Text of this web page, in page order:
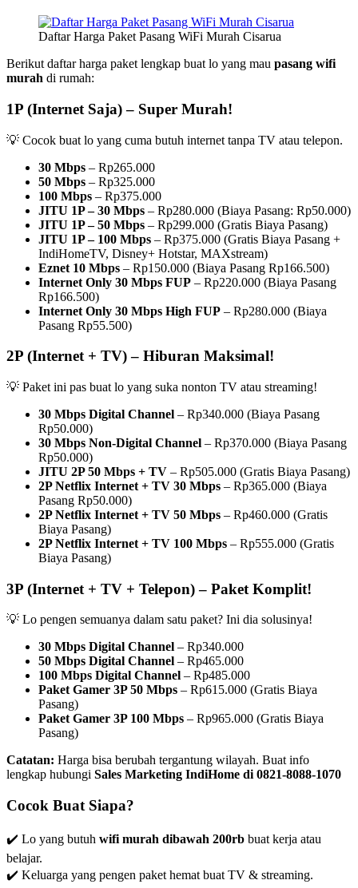
Daftar Harga Paket Pasang WiFi Murah Cisarua
Berikut daftar harga paket lengkap buat lo yang mau pasang wifi
murah di rumah:
1P (Internet Saja) – Super Murah!
💡 Cocok buat lo yang cuma butuh internet tanpa TV atau telepon.
30 Mbps – Rp265.000
50 Mbps – Rp325.000
100 Mbps – Rp375.000
JITU 1P – 30 Mbps – Rp280.000 (Biaya Pasang: Rp50.000)
JITU 1P – 50 Mbps – Rp299.000 (Gratis Biaya Pasang)
JITU 1P – 100 Mbps – Rp375.000 (Gratis Biaya Pasang +
IndiHomeTV, Disney+ Hotstar, MAXstream)
Eznet 10 Mbps – Rp150.000 (Biaya Pasang Rp166.500)
Internet Only 30 Mbps FUP – Rp220.000 (Biaya Pasang
Rp166.500)
Internet Only 30 Mbps High FUP – Rp280.000 (Biaya
Pasang Rp55.500)
2P (Internet + TV) – Hiburan Maksimal!
💡 Paket ini pas buat lo yang suka nonton TV atau streaming!
30 Mbps Digital Channel – Rp340.000 (Biaya Pasang
Rp50.000)
30 Mbps Non-Digital Channel – Rp370.000 (Biaya Pasang
Rp50.000)
JITU 2P 50 Mbps + TV – Rp505.000 (Gratis Biaya Pasang)
2P Netflix Internet + TV 30 Mbps – Rp365.000 (Biaya
Pasang Rp50.000)
2P Netflix Internet + TV 50 Mbps – Rp460.000 (Gratis
Biaya Pasang)
2P Netflix Internet + TV 100 Mbps – Rp555.000 (Gratis
Biaya Pasang)
3P (Internet + TV + Telepon) – Paket Komplit!
💡 Lo pengen semuanya dalam satu paket? Ini dia solusinya!
30 Mbps Digital Channel – Rp340.000
50 Mbps Digital Channel – Rp465.000
100 Mbps Digital Channel – Rp485.000
Paket Gamer 3P 50 Mbps – Rp615.000 (Gratis Biaya
Pasang)
Paket Gamer 3P 100 Mbps – Rp965.000 (Gratis Biaya
Pasang)
Catatan: Harga bisa berubah tergantung wilayah. Buat info
lengkap hubungi Sales Marketing IndiHome di 0821-8088-1070
Cocok Buat Siapa?
✔️ Lo yang butuh wifi murah dibawah 200rb buat kerja atau
belajar.
✔️ Keluarga yang pengen paket hemat buat TV & streaming.